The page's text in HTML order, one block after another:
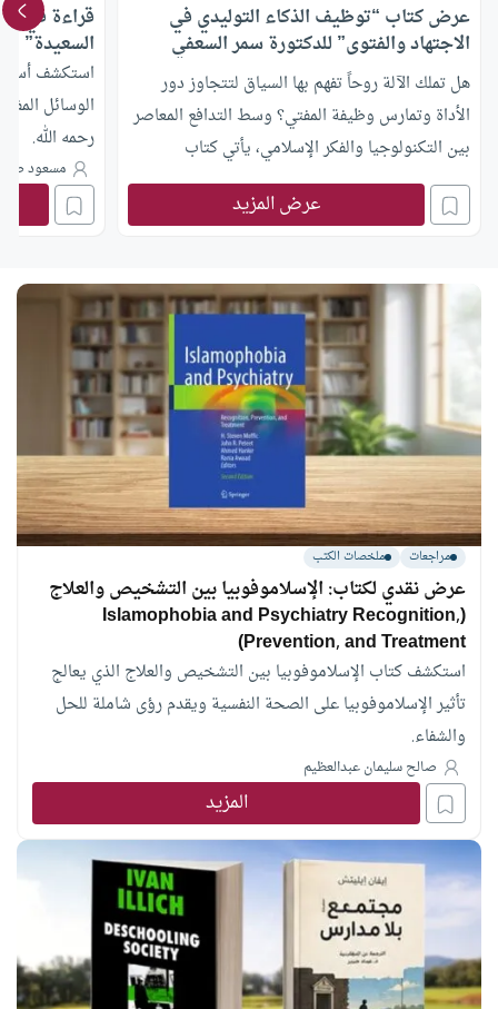
عرض كتاب “توظيف الذكاء التوليدي في
الاجتهاد والفتوى” للدكتورة سمر السعفي
هل تملك الآلة روحاً تفهم بها السياق لتتجاوز دور
الأداة وتمارس وظيفة المفتي؟ وسط التدافع المعاصر
بين التكنولوجيا والفكر الإسلامي، يأتي كتاب
“توظيف الذكاء التوليدي في الاجتهاد والفتوى:
الإمكانات والتحديات” للدكتورة سمر حمودة السعفي
والتأصيل الأصولي، مستكشفةً حدود التنبؤ الإحصائي
للآلة أمام الوعي المقاصدي للإنسان
عرض المزيد
قراءة في
السعيدة”
استكشف
الوسائل
رحمه الله.
مسعود
مراجعات ملخصات الكتب
عرض نقدي لكتاب: الإسلاموفوبيا بين التشخيص والعلاج
(Islamophobia and Psychiatry Recognition,
Prevention, and Treatment)
استكشف كتاب الإسلاموفوبيا بين التشخيص والعلاج الذي يعالج
تأثير الإسلاموفوبيا على الصحة النفسية ويقدم رؤى شاملة للحل
والشفاء.
صالح سليمان عبدالعظيم
المزيد